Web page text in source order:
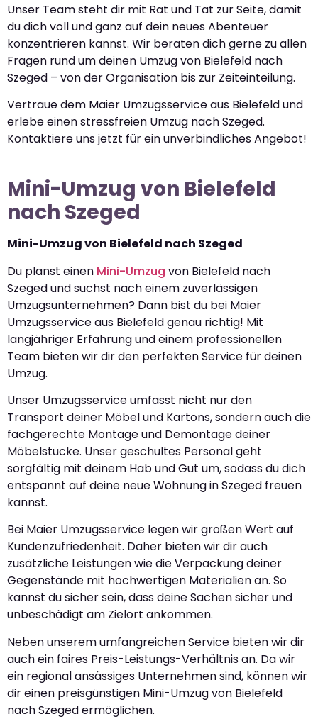
Unser Team steht dir mit Rat und Tat zur Seite, damit
du dich voll und ganz auf dein neues Abenteuer
konzentrieren kannst. Wir beraten dich gerne zu allen
Fragen rund um deinen Umzug von Bielefeld nach
Szeged – von der Organisation bis zur Zeiteinteilung.
Vertraue dem Maier Umzugsservice aus Bielefeld und
erlebe einen stressfreien Umzug nach Szeged.
Kontaktiere uns jetzt für ein unverbindliches Angebot!
Mini-Umzug von Bielefeld
nach Szeged
Mini-Umzug von Bielefeld nach Szeged
Du planst einen Mini-Umzug von Bielefeld nach
Szeged und suchst nach einem zuverlässigen
Umzugsunternehmen? Dann bist du bei Maier
Umzugsservice aus Bielefeld genau richtig! Mit
langjähriger Erfahrung und einem professionellen
Team bieten wir dir den perfekten Service für deinen
Umzug.
Unser Umzugsservice umfasst nicht nur den
Transport deiner Möbel und Kartons, sondern auch die
fachgerechte Montage und Demontage deiner
Möbelstücke. Unser geschultes Personal geht
sorgfältig mit deinem Hab und Gut um, sodass du dich
entspannt auf deine neue Wohnung in Szeged freuen
kannst.
Bei Maier Umzugsservice legen wir großen Wert auf
Kundenzufriedenheit. Daher bieten wir dir auch
zusätzliche Leistungen wie die Verpackung deiner
Gegenstände mit hochwertigen Materialien an. So
kannst du sicher sein, dass deine Sachen sicher und
unbeschädigt am Zielort ankommen.
Neben unserem umfangreichen Service bieten wir dir
auch ein faires Preis-Leistungs-Verhältnis an. Da wir
ein regional ansässiges Unternehmen sind, können wir
dir einen preisgünstigen Mini-Umzug von Bielefeld
nach Szeged ermöglichen.